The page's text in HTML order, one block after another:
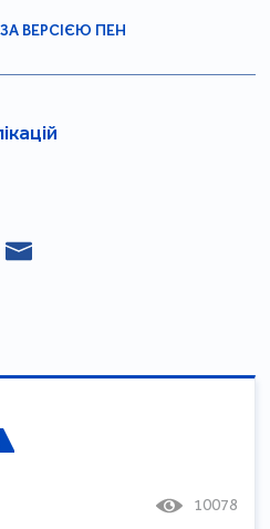
ВЕРСІЄЮ ПЕН
10078